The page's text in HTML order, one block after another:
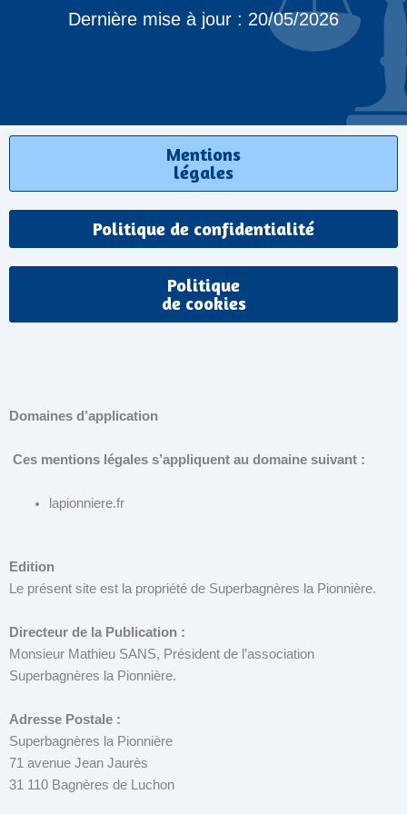
Dernière mise à jour : 20/05/2026
Mentions
légales
Politique de confidentialité
Politique
de cookies
Domaines d’application
Ces mentions légales s’appliquent au domaine suivant :
lapionniere.fr
Edition
Le présent site est la propriété de Superbagnères la Pionnière.
Directeur de la Publication :
Monsieur Mathieu SANS, Président de l’association
Superbagnères la Pionnière.
Adresse Postale :
Superbagnères la Pionnière
71 avenue Jean Jaurès
31 110 Bagnères de Luchon